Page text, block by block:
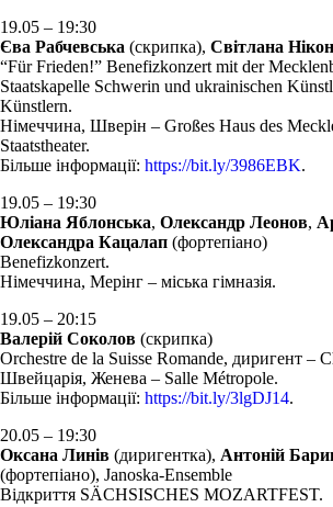
19.05 – 19:30
Єва Рабчевська (скрипка), Світлана
“Für Frieden!” Benefizkonzert mit der
Staatskapelle Schwerin und ukrainischen
Künstlern.
Німеччина, Шверін – Großes Haus des
Staatstheater.
Більше інформації: https://bit.ly/3986EBK.
19.05 – 19:30
Юліана Яблонська, Олександр Леонов,
Олександра Кацалап (фортепіано)
Benefizkonzert.
Німеччина, Мерінг – міська гімназія.
19.05 – 20:15
Валерій Соколов (скрипка)
Orchestre de la Suisse Romande, диригент –
Швейцарія, Женева – Salle Métropole.
Більше інформації: https://bit.ly/3lgDJ14.
20.05 – 19:30
Оксана Линів (диригентка), Антоній
(фортепіано), Janoska-Ensemble
Відкриття SÄCHSISCHES MOZARTFEST.